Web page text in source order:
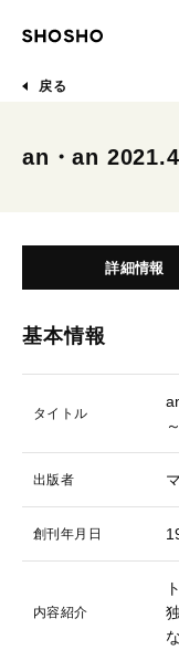
戻る
an・an
詳細情報
基本情報
タイトル
出版者
創刊年月日
内容紹介